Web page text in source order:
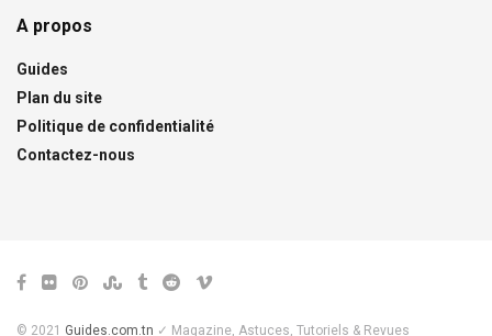
A propos
Guides
Plan du site
Politique de confidentialité
Contactez-nous
© 2021 Guides.com.tn ✓ Magazine, Astuces, Tutoriels & Revues